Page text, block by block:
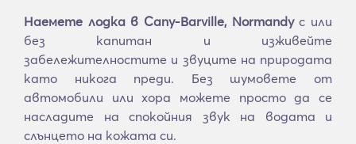
Наемете лодка в Cany-Barville, Normandyс или
без капитан и изживейте
забележителностите и звуците на природата
като никога преди. Без шумовете от
автомобили или хора можете просто да се
насладите на спокойния звук на водата и
слънцето на кожата си.